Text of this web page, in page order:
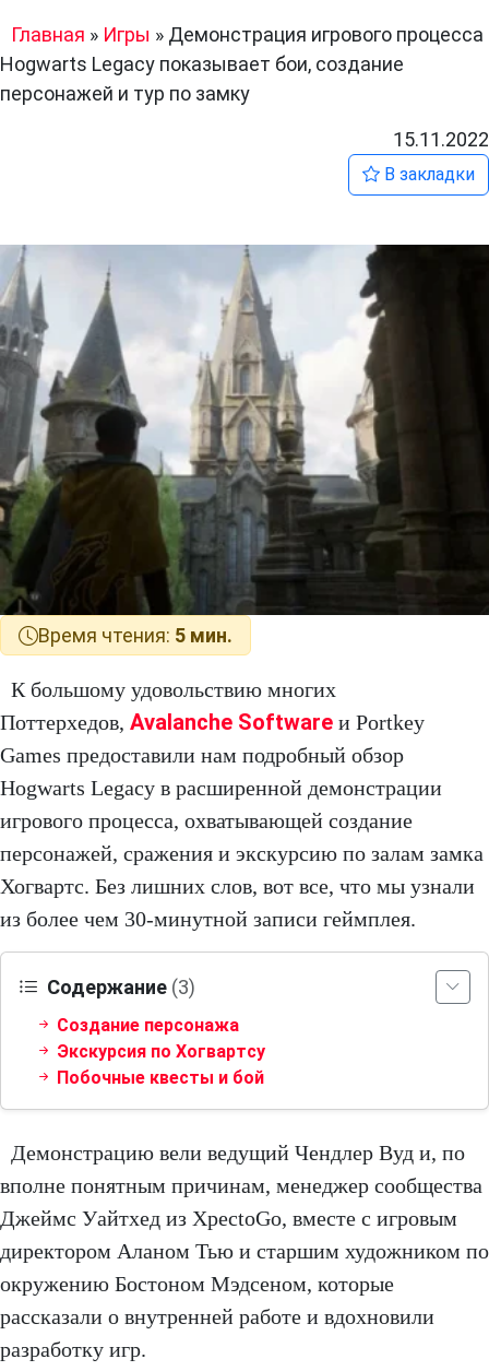
Главная » Игры » Демонстрация игрового процесса
Hogwarts Legacy показывает бои, создание
персонажей и тур по замку
15.11.2022
В закладки
Время чтения: 5 мин.
К большому удовольствию многих
Поттерхедов, Avalanche Software и Portkey
Games предоставили нам подробный обзор
Hogwarts Legacy в расширенной демонстрации
игрового процесса, охватывающей создание
персонажей, сражения и экскурсию по залам замка
Хогвартс. Без лишних слов, вот все, что мы узнали
из более чем 30-минутной записи геймплея.
Содержание (3)
Создание персонажа
Экскурсия по Хогвартсу
Побочные квесты и бой
Демонстрацию вели ведущий Чендлер Вуд и, по
вполне понятным причинам, менеджер сообщества
Джеймс Уайтхед из XpectoGo, вместе с игровым
директором Аланом Тью и старшим художником по
окружению Бостоном Мэдсеном, которые
рассказали о внутренней работе и вдохновили
разработку игр.